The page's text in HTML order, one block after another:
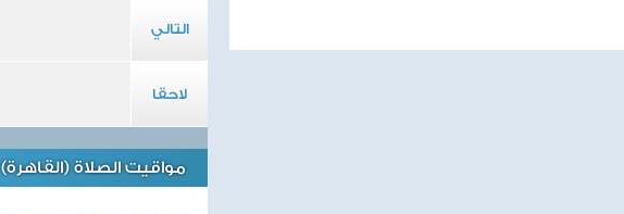
التالي
لاحقا
مواقيت الصلاة (القاهرة)